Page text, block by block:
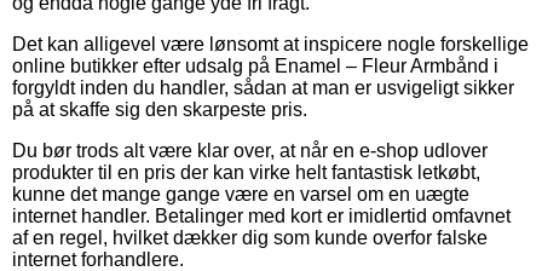
Det kan alligevel være lønsomt at inspicere nogle forskellige
online butikker efter udsalg på Enamel – Fleur Armbånd i
forgyldt inden du handler, sådan at man er usvigeligt sikker
på at skaffe sig den skarpeste pris.
Du bør trods alt være klar over, at når en e-shop udlover
produkter til en pris der kan virke helt fantastisk letkøbt,
kunne det mange gange være en varsel om en uægte
internet handler. Betalinger med kort er imidlertid omfavnet
af en regel, hvilket dækker dig som kunde overfor falske
internet forhandlere.